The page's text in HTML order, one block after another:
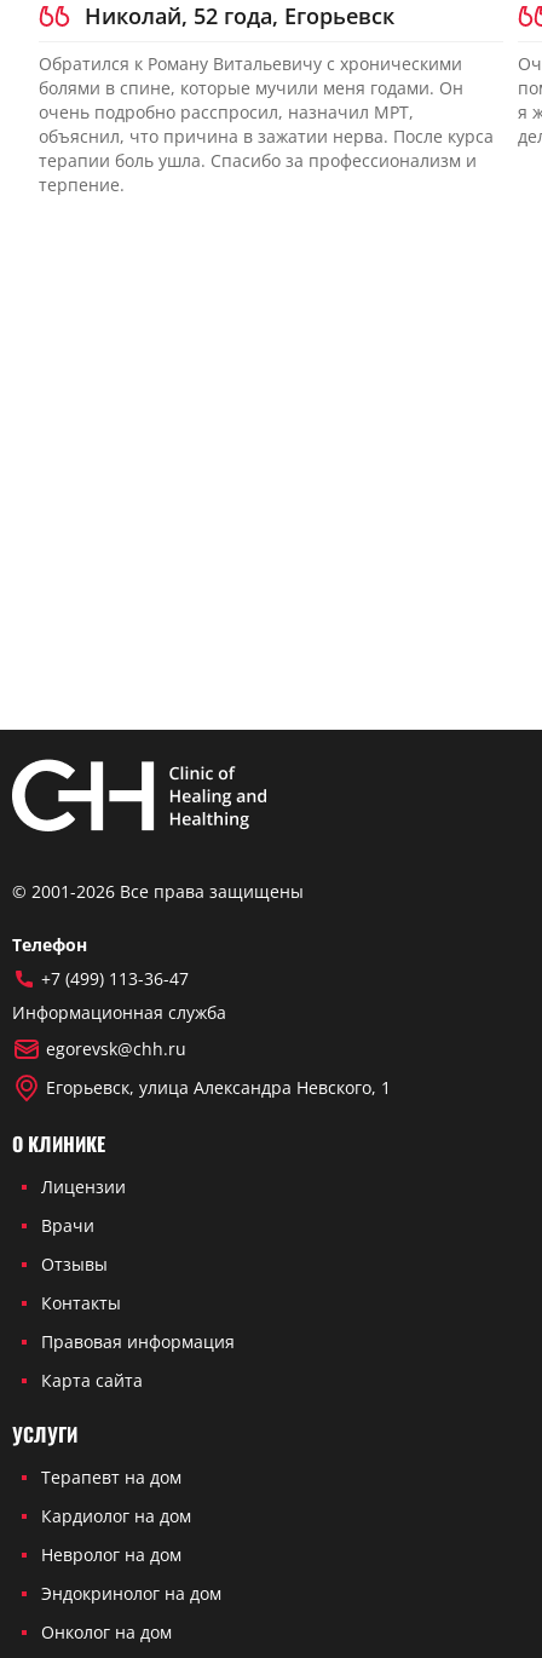
Николай, 52 года, Егорьевск
Обратился к Роману Витальевичу с хроническими
болями в спине, которые мучили меня годами. Он
очень подробно расспросил, назначил МРТ,
объяснил, что причина в зажатии нерва. После курса
терапии боль ушла. Спасибо за профессионализм и
терпение.
я
© 2001-2026 Все права защищены
Телефон
+7 (499) 113-36-47
Информационная служба
egorevsk@chh.ru
Егорьевск, улица Александра Невского, 1
О КЛИНИКЕ
Лицензии
Врачи
Отзывы
Контакты
Правовая информация
Карта сайта
УСЛУГИ
Терапевт на дом
Кардиолог на дом
Невролог на дом
Эндокринолог на дом
Онколог на дом